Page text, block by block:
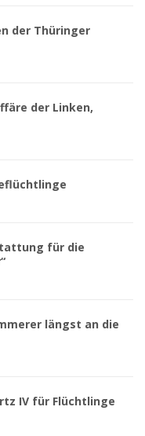
der Thüringer
der Linken,
für die
längst an die
IV für Flüchtlinge